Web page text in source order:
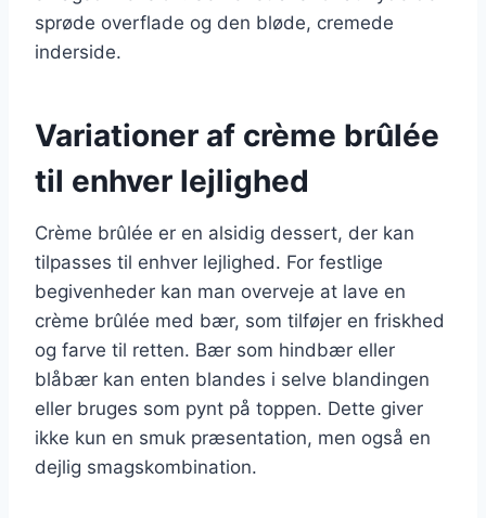
sprøde overflade og den bløde, cremede
inderside.
Variationer af crème brûlée
til enhver lejlighed
Crème brûlée er en alsidig dessert, der kan
tilpasses til enhver lejlighed. For festlige
begivenheder kan man overveje at lave en
crème brûlée med bær, som tilføjer en friskhed
og farve til retten. Bær som hindbær eller
blåbær kan enten blandes i selve blandingen
eller bruges som pynt på toppen. Dette giver
ikke kun en smuk præsentation, men også en
dejlig smagskombination.